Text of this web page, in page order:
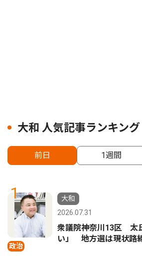
大和 人気記事ランキング
前日 1週間
1
政治
大和
2026.07.31
衆議院神奈川13区 太
い」 地方選は現状路